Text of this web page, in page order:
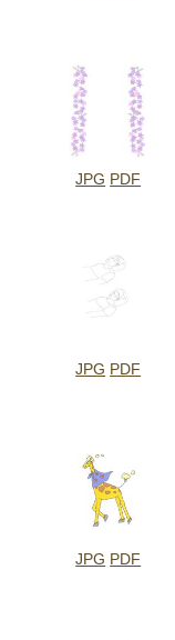
JPG PDF
JPG PDF
JPG PDF